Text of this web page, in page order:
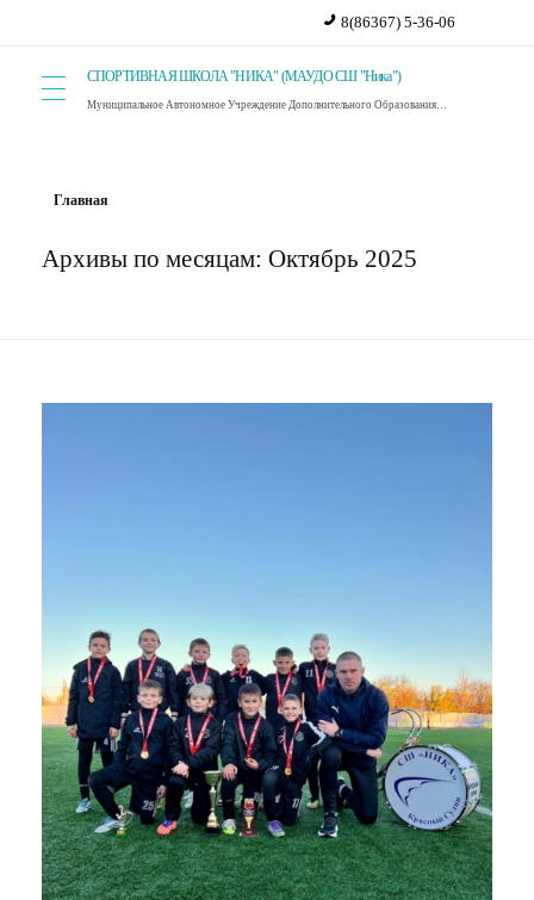
8(86367) 5-36-06
СПОРТИВНАЯ ШКОЛА "НИКА" (МАУДО СШ "Ника")
Муниципальное Автономное Учреждение Дополнительного Образования Спортивная Школа "Ника". г. Красный Сулин.
Главная
Архивы по месяцам: Октябрь 2025